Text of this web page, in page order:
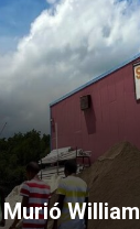
Murió